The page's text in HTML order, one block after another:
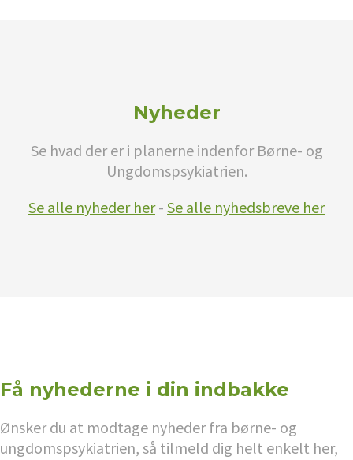
Nyheder
Se hvad der er i planerne indenfor Børne- og
Ungdomspsykiatrien.
Se alle nyheder her- Se alle nyhedsbreve her
Få nyhederne i din indbakke
Ønsker du at modtage nyheder fra børne- og
ungdomspsykiatrien, så tilmeld dig helt enkelt her,